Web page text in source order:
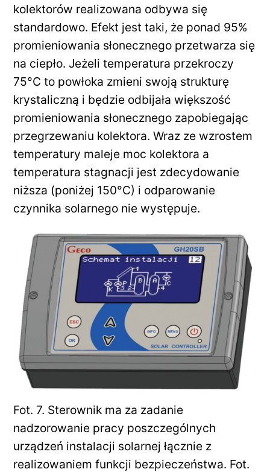
kolektorów realizowana odbywa się
standardowo. Efekt jest taki, że ponad 95%
promieniowania słonecznego przetwarza się
na ciepło. Jeżeli temperatura przekroczy
75°C to powłoka zmieni swoją strukturę
krystaliczną i będzie odbijała większość
promieniowania słonecznego zapobiegając
przegrzewaniu kolektora. Wraz ze wzrostem
temperatury maleje moc kolektora a
temperatura stagnacji jest zdecydowanie
niższa (poniżej 150°C) i odparowanie
czynnika solarnego nie występuje.
Fot. 7. Sterownik ma za zadanie
nadzorowanie pracy poszczególnych
urządzeń instalacji solarnej łącznie z
realizowaniem funkcji bezpieczeństwa. Fot.